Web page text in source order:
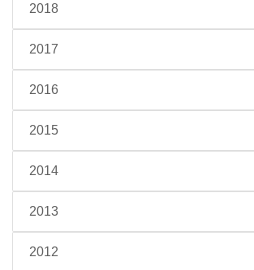
2018
2017
2016
2015
2014
2013
2012